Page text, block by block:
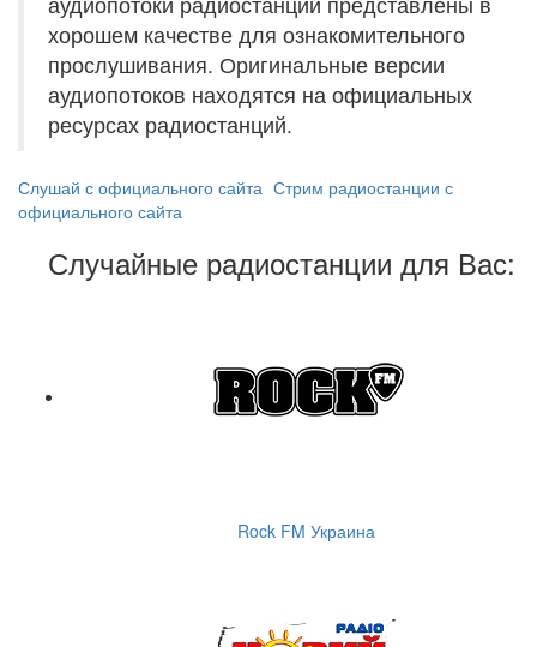
хорошем качестве для ознакомительного
прослушивания. Оригинальные версии
аудиопотоков находятся на официальных
ресурсах радиостанций.
Слушай с официального сайта Стрим радиостанции с
официального сайта
Случайные радиостанции для Вас:
Rock FM Украина